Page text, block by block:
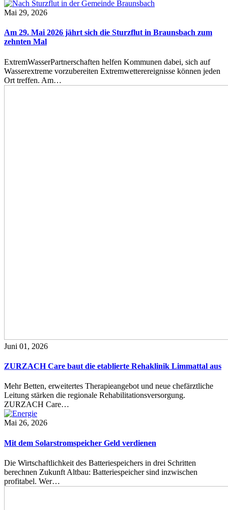
Mai 29, 2026
Am 29. Mai 2026 jährt sich die Sturzflut in Braunsbach zum
zehnten Mal
ExtremWasserPartnerschaften helfen Kommunen dabei, sich auf
Wasserextreme vorzubereiten Extremwetterereignisse können jeden
Ort treffen. Am…
Juni 01, 2026
ZURZACH Care baut die etablierte Rehaklinik Limmattal aus
Mehr Betten, erweitertes Therapieangebot und neue chefärztliche
Leitung stärken die regionale Rehabilitationsversorgung.
ZURZACH Care…
Mai 26, 2026
Mit dem Solarstromspeicher Geld verdienen
Die Wirtschaftlichkeit des Batteriespeichers in drei Schritten
berechnen Zukunft Altbau: Batteriespeicher sind inzwischen
profitabel. Wer…